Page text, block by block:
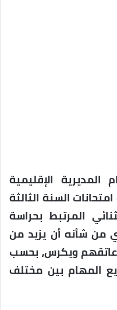
المديرية الإقليمية
السنة الثالثة
المرتبط بحراسة
من شأنه أن يزيد من
عاتقهم ويكرس، بحسب
المهام بين مختلف